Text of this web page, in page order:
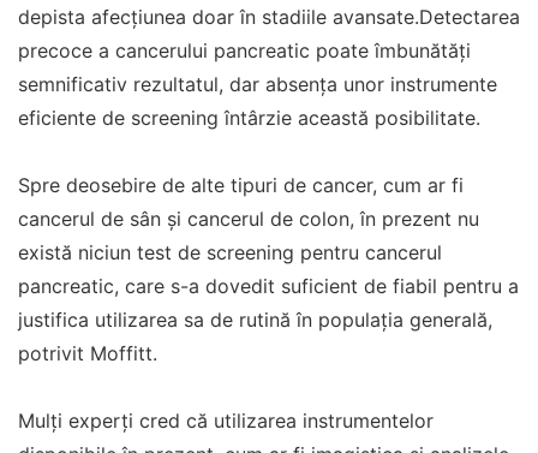
depista afecțiunea doar în stadiile avansate.Detectarea
precoce a cancerului pancreatic poate îmbunătăți
semnificativ rezultatul, dar absența unor instrumente
eficiente de screening întârzie această posibilitate.
Spre deosebire de alte tipuri de cancer, cum ar fi
cancerul de sân și cancerul de colon, în prezent nu
există niciun test de screening pentru cancerul
pancreatic, care s-a dovedit suficient de fiabil pentru a
justifica utilizarea sa de rutină în populația generală,
potrivit Moffitt.
Mulți experți cred că utilizarea instrumentelor